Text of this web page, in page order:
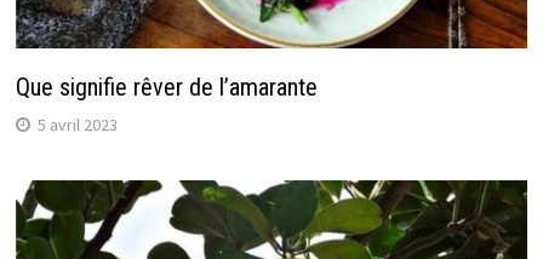
Que signifie rêver de l’amarante
5 avril 2023